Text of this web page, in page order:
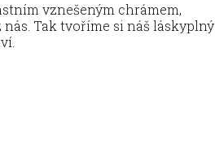
vznešeným chrámem,
Tak tvoříme si náš láskyplný